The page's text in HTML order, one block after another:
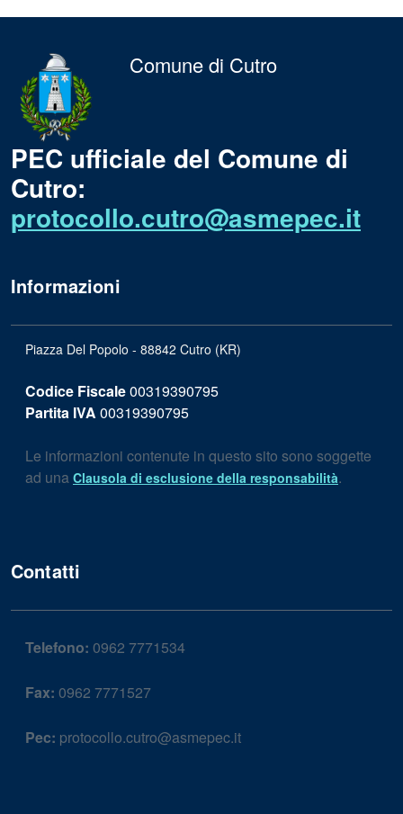
Comune di Cutro
PEC ufficiale del Comune di
Cutro:
protocollo.cutro@asmepec.it
Informazioni
Piazza Del Popolo - 88842 Cutro (KR)
Codice Fiscale00319390795
Partita IVA 00319390795
Le informazioni contenute in questo sito sono soggette
ad una Clausola di esclusione della responsabilità.
Contatti
Telefono: 0962 7771534
Fax: 0962 7771527
Pec: protocollo.cutro@asmepec.it